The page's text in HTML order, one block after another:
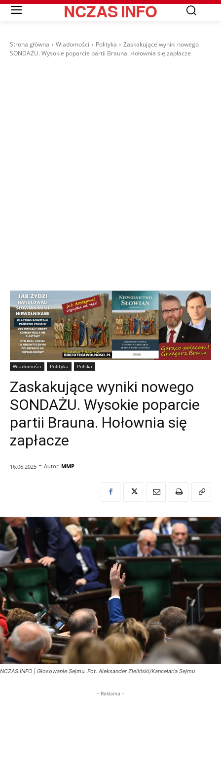
NCZASINFO
Strona główna Wiadomości Polityka
Zaskakujące wyniki nowego
SONDAŻU. Wysokie poparcie partii Brauna. Hołownia się zapłacze
Wiadomości Polityka Polska
Zaskakujące wyniki nowego
SONDAŻU. Wysokie poparcie
partii Brauna. Hołownia się
zapłacze
16.06.2025 - Autor: MMP
NCZAS.INFO | Głosowanie Sejmu. Fot. Aleksander Zieliński/Kancelaria Sejmu
- Reklama -